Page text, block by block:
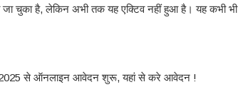
जा चुका है, लेकिन अभी तक यह एक्टिव नहीं हुआ है। यह कभी भी
2025 से ऑनलाइन आवेदन शुरू, यहां से करे आवेदन !